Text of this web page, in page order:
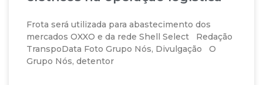
Frota será utilizada para abastecimento dos
mercados OXXO e da rede Shell Select Redação
TranspoData Foto Grupo Nós, Divulgação O
Grupo Nós, detentor